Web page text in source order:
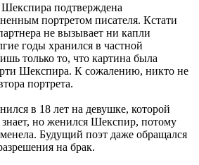
подтверждена
портретом писателя. Кстати
не вызывает ни капли
годы хранился в частной
только то, что картина была
Шекспира. К сожалению, никто не
портрета.
в 18 лет на девушке, которой
но женился Шекспир, потому
Будущий поэт даже обращался
на брак.